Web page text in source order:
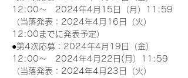
12:00～　2024年4月15日（月）11:59
（当落発表：2024年4月16日（火）
12:00までに発表予定）
●第4次応募：2024年4月19日（金）
12:00～　2024年4月22日(月）11:59
（当落発表：2024年4月23日（火）